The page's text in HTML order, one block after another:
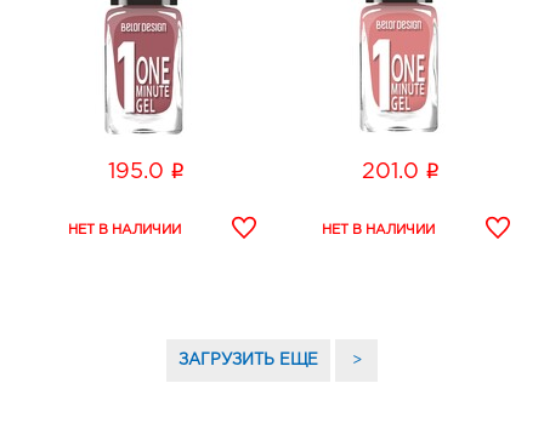
195.0 i 201.0 i
ЗАГРУЗИТЬ ЕЩЕ >